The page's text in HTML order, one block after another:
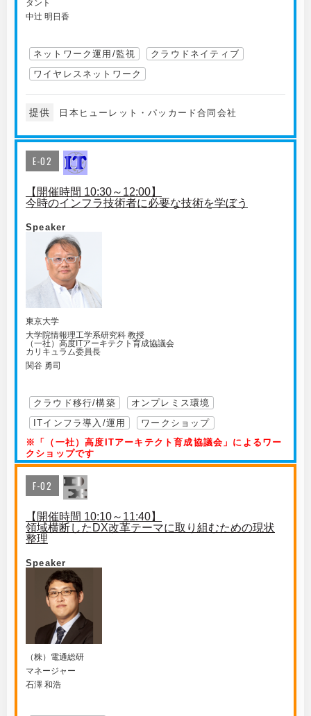
タント
中辻 明日香
ネットワーク運用/監視
クラウドネイティブ
ワイヤレスネットワーク
提供 日本ヒューレット・パッカード合同会社
E-02
【開催時間 10:30～12:00】
今時のインフラ技術者に必要な技術を学ぼう
Speaker
東京大学
大学院情報理工学系研究科 教授
（一社）高度ITアーキテクト育成協議会
カリキュラム委員長
関谷 勇司
クラウド移行/構築
オンプレミス環境
ITインフラ導入/運用
ワークショップ
※「（一社）高度ITアーキテクト育成協議会」によるワー
クショップです
F-02
【開催時間 10:10～11:40】
領域横断したDX改革テーマに取り組むための現状
整理
Speaker
（株）電通総研
マネージャー
石澤 和浩